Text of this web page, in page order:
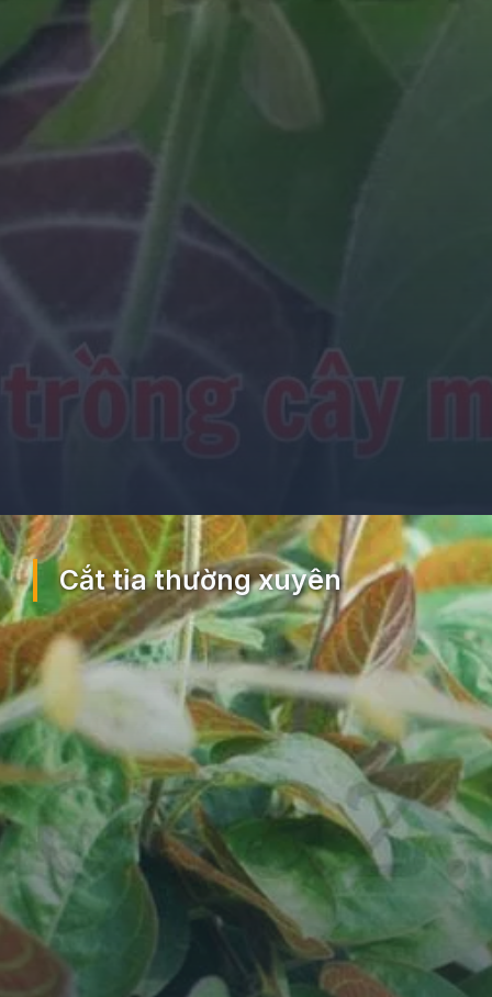
Đang mở https://ocopaz.vn/mo-tam-the-375
Cắt tỉa thường xuyên